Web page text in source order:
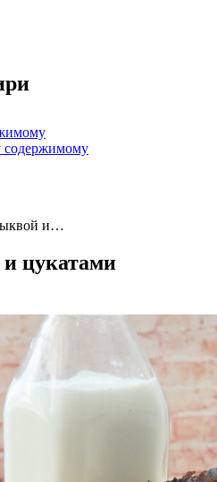
содержимому
и…
цукатами